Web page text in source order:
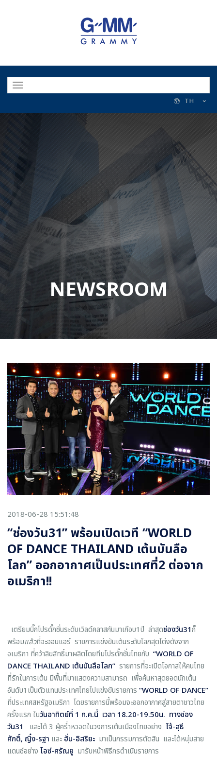
TH
NEWSROOM
2018-06-28 15:51:48
“ช่องวัน31” พร้อมเปิดเวที “WORLD
OF DANCE THAILAND เต้นบันลือ
โลก” ออกอากาศเป็นประเทศที่2 ต่อจาก
อเมริกา!!
เตรียมบิ๊กโปรดั๊กชั่นระดับเวิลด์คลาสกันมาเกือบ1ปี ล่าสุดช่องวัน31ก็
พร้อมแล้วที่จะออนแอร์ รายการแข่งขันเต้นระดับโลกสุดโด่งดังจาก
อเมริกา ที่คว้าลิขสิทธิ์มาผลิตโดยทีมโปรดั๊กชั่นไทยกับ “WORLD OF
DANCE THAILAND เต้นบันลือโลก” รายการที่จะเปิดโอกาสให้คนไทย
ที่รักในการเต้น มีพื้นที่มาแสดงความสามารถ เพื่อค้นหาสุดยอดนักเต้น
อันดับ1เป็นตัวแทนประเทศไทยไปแข่งขันรายการ “WORLD OF DANCE”
ที่ประเทศสหรัฐอเมริกา โดยรายการนี้พร้อมจะออกอากาศสู่สายตาชาวไทย
ครั้งแรก ในวันอาทิตย์ที่ 1 ก.ค.นี้ เวลา 18.20-19.50น. ทางช่อง
วัน31
และได้ 3 ผู้คร่ำหวอดในวงการเต้นเมืองไทยอย่าง โจ้-สุธี
ศักดิ์, ญิ๋ง-รฐา และ ฮั่น-อิสริยะ มาเป็นกรรมการตัดสิน และได้หนุ่มสาย
แดนซ์อย่าง ไอซ์-ศรัณยู มารับหน้าพิธีกรดำเนินรายการ